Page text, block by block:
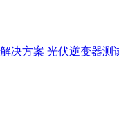
决方案 光伏逆变器测